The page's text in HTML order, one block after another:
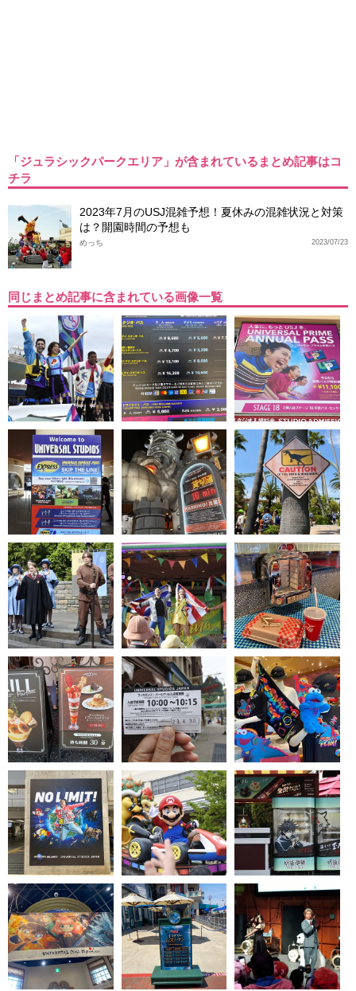
「ジュラシックパークエリア」が含まれているまとめ記事はコ
チラ
2023年7月のUSJ混雑予想！夏休みの混雑状況と対策
は？開園時間の予想も
2023/07/23
めっち
同じまとめ記事に含まれている画像一覧